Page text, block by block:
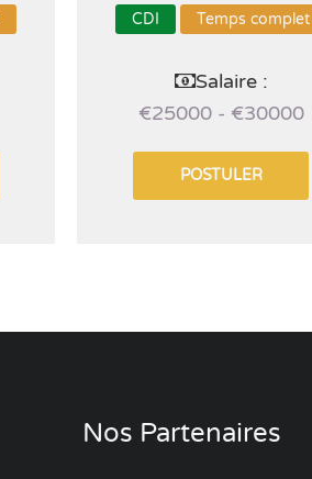
CDI Temps complet
Salaire :
€25000 - €30000
POSTULER
Nos Partenaires